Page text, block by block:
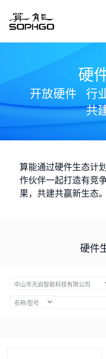
硬
开放硬件 行
共
算能通过硬件生态计
作伙伴一起打造有竞
果，共建共赢新生态。
硬件